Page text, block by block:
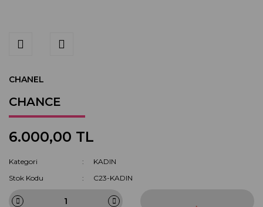
CHANEL
CHANCE
6.000,00 TL
Kategori
KADIN
Stok Kodu
C23-KADIN